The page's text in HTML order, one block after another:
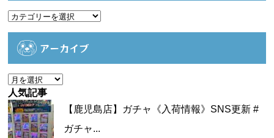
カ
アーカイブ
ア
ー
カ
イ
ブ
人気記事
【鹿児島店】ガチャ《入荷情報》SNS更新 #
ガチャ...